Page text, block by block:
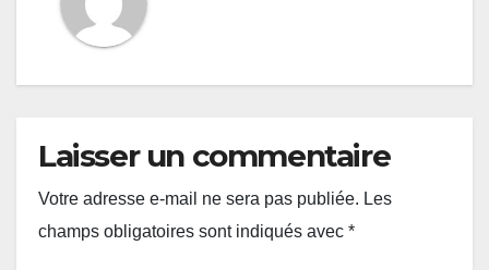
Laisser un commentaire
Votre adresse e-mail ne sera pas publiée. Les
champs obligatoires sont indiqués avec *